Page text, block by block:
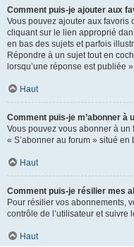
Comment puis-je ajouter aux
Vous pouvez ajouter aux favoris
cliquant sur le lien approprié
en bas des sujets et parfois
Répondre à un sujet tout en
lorsqu’une réponse est publiée
Haut
Comment puis-je m’abonner à
Vous pouvez vous abonner à
« S’abonner au forum » situé
Haut
Comment puis-je résilier mes
Pour résilier vos abonnements,
contrôle de l’utilisateur et suivre
Haut